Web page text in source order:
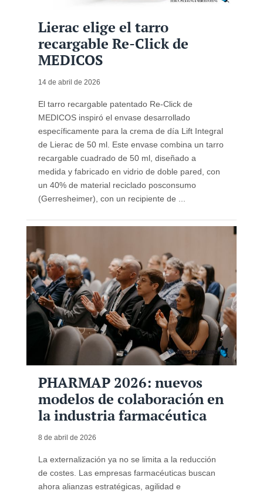
Lierac elige el tarro
recargable Re-Click de
MEDICOS
14 de abril de 2026
El tarro recargable patentado Re-Click de
MEDICOS inspiró el envase desarrollado
específicamente para la crema de día Lift Integral
de Lierac de 50 ml. Este envase combina un tarro
recargable cuadrado de 50 ml, diseñado a
medida y fabricado en vidrio de doble pared, con
un 40% de material reciclado posconsumo
(Gerresheimer), con un recipiente de ...
PHARMAP 2026: nuevos
modelos de colaboración en
la industria farmacéutica
8 de abril de 2026
La externalización ya no se limita a la reducción
de costes. Las empresas farmacéuticas buscan
ahora alianzas estratégicas, agilidad e